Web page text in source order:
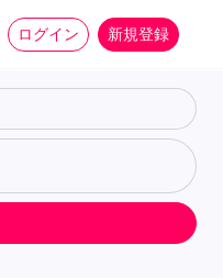
ログイン 新規登録